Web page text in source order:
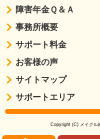
障害年金Ｑ＆Ａ
事務所概要
サポート料金
お客様の声
サイトマップ
サポートエリア
Copyright (C) メイクル